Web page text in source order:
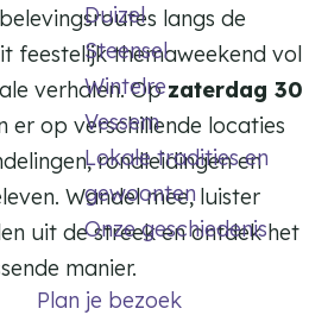
Duizel
Steensel
Wintelre
Vessem
Lokale tradities en
gewoonten
Onze geschiedenis
Plan je bezoek
langs de
feestelijk themaweekend vol
verhalen. Opzaterdag 30
er op verschillende locaties
rondleidingen en
Wandel mee, luister
uit de streek en ontdek het
manier.